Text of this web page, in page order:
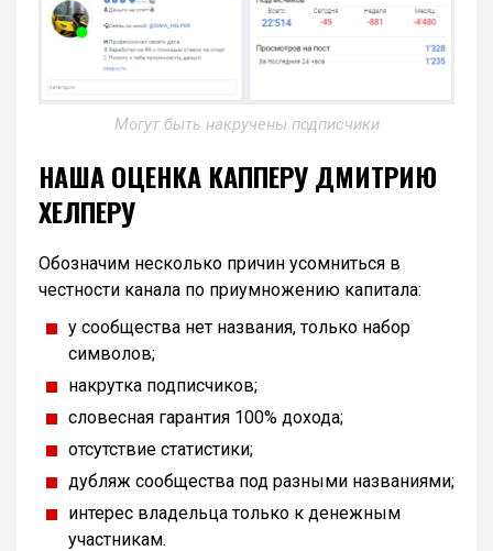
Могут быть накручены подписчики
НАША ОЦЕНКА КАППЕРУ ДМИТРИЮ
ХЕЛПЕРУ
Обозначим несколько причин усомниться в
честности канала по приумножению капитала:
у сообщества нет названия, только набор
символов;
накрутка подписчиков;
словесная гарантия 100% дохода;
отсутствие статистики;
дубляж сообщества под разными названиями;
интерес владельца только к денежным
участникам.